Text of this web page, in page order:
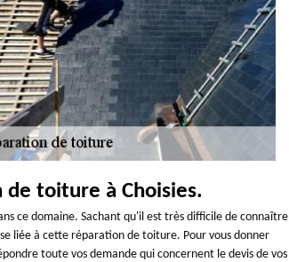
toiture à Choisies.
ce domaine. Sachant qu'il est très difficile de connaître
liée à cette réparation de toiture. Pour vous donner
toute vos demande qui concernent le devis de vos